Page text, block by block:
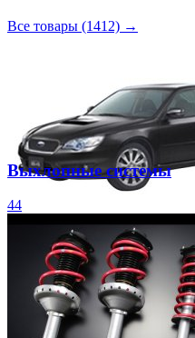
Все товары (1412) →
Выхлопные системы
44